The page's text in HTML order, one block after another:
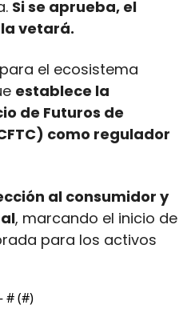
Si se aprueba, el
vetará.
el ecosistema
establece la
de Futuros de
como regulador
al consumidor y
, marcando el inicio de
para los activos
# (#)